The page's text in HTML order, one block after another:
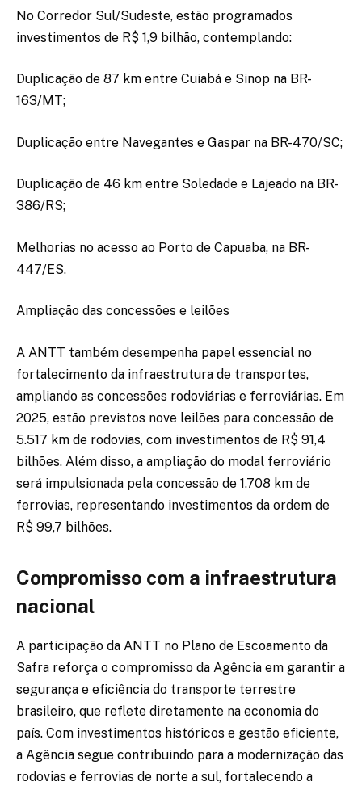
No Corredor Sul/Sudeste, estão programados
investimentos de R$ 1,9 bilhão, contemplando:
Duplicação de 87 km entre Cuiabá e Sinop na BR-
163/MT;
Duplicação entre Navegantes e Gaspar na BR-470/SC;
Duplicação de 46 km entre Soledade e Lajeado na BR-
386/RS;
Melhorias no acesso ao Porto de Capuaba, na BR-
447/ES.
Ampliação das concessões e leilões
A ANTT também desempenha papel essencial no
fortalecimento da infraestrutura de transportes,
ampliando as concessões rodoviárias e ferroviárias. Em
2025, estão previstos nove leilões para concessão de
5.517 km de rodovias, com investimentos de R$ 91,4
bilhões. Além disso, a ampliação do modal ferroviário
será impulsionada pela concessão de 1.708 km de
ferrovias, representando investimentos da ordem de
R$ 99,7 bilhões.
Compromisso com a infraestrutura
nacional
A participação da ANTT no Plano de Escoamento da
Safra reforça o compromisso da Agência em garantir a
segurança e eficiência do transporte terrestre
brasileiro, que reflete diretamente na economia do
país. Com investimentos históricos e gestão eficiente,
a Agência segue contribuindo para a modernização das
rodovias e ferrovias de norte a sul, fortalecendo a